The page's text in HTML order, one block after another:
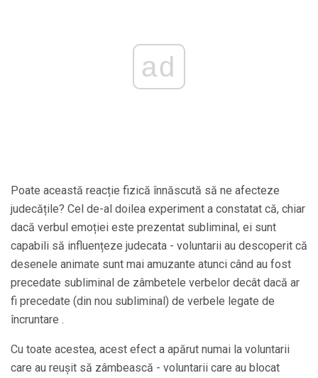
ad
Poate această reacție fizică înnăscută să ne afecteze
judecățile? Cel de-al doilea experiment a constatat că, chiar
dacă verbul emoției este prezentat subliminal, ei sunt
capabili să influențeze judecata - voluntarii au descoperit că
desenele animate sunt mai amuzante atunci când au fost
precedate subliminal de zâmbetele verbelor decât dacă ar
fi precedate (din nou subliminal) de verbele legate de
încruntare .
Cu toate acestea, acest efect a apărut numai la voluntarii
care au reușit să zâmbească - voluntarii care au blocat